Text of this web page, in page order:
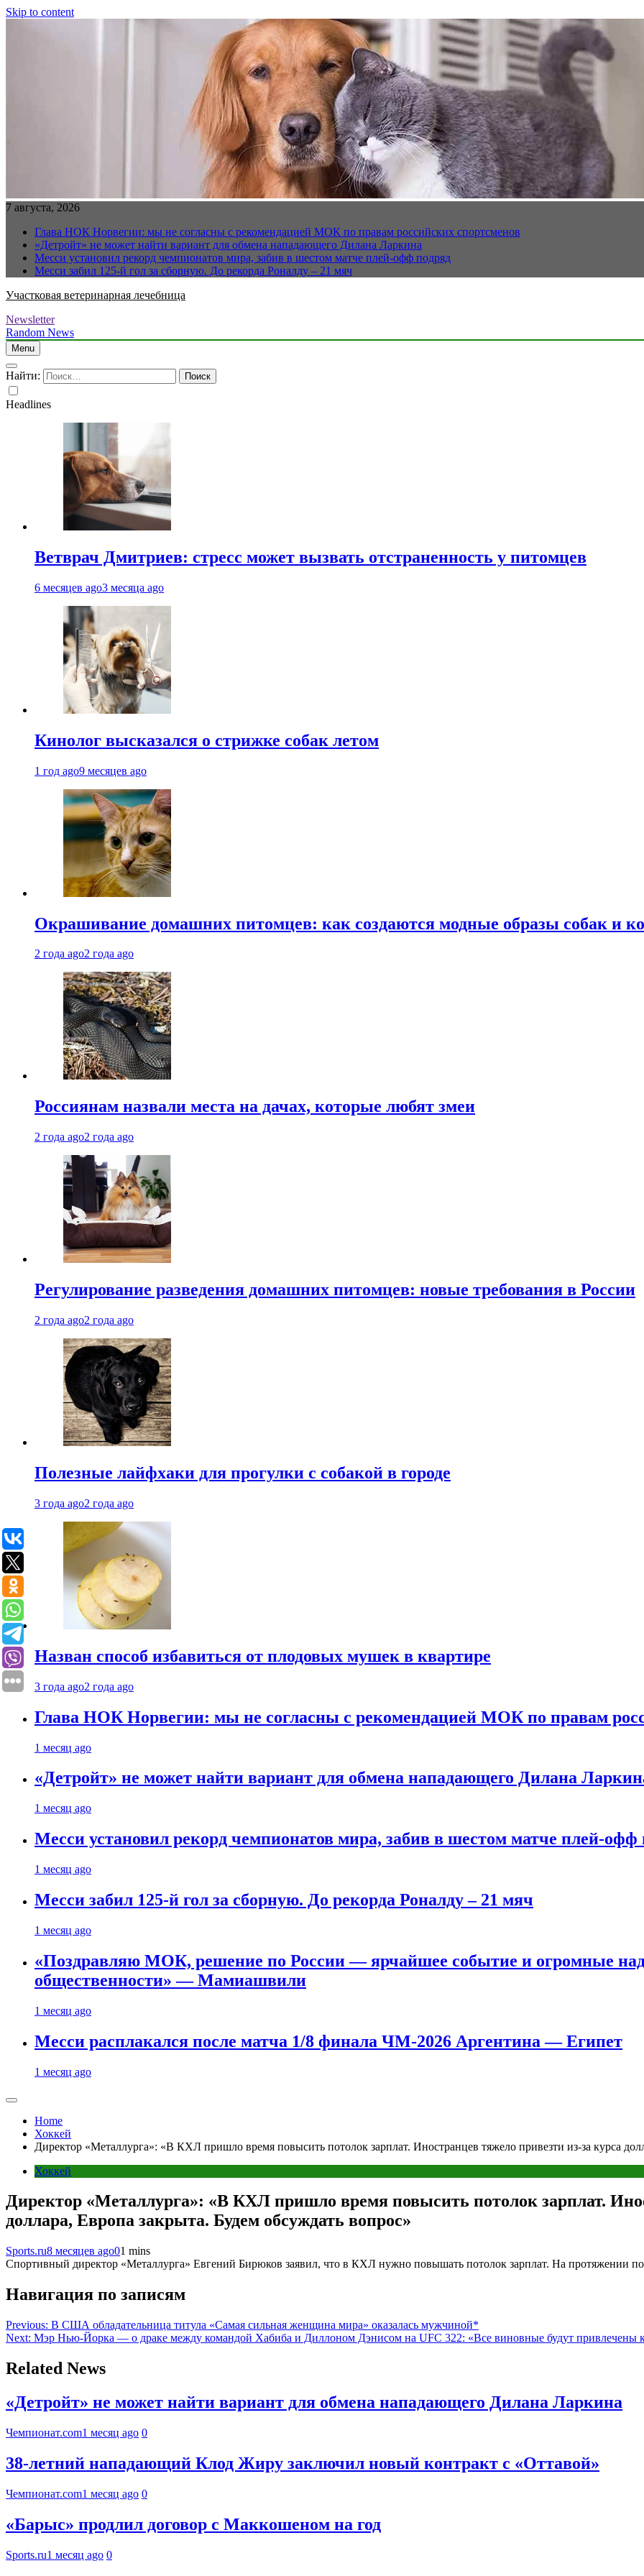
Skip to content
7 августа, 2026
Глава НОК Норвегии: мы не согласны с рекомендацией МОК по правам российских спортсменов
«Детройт» не может найти вариант для обмена нападающего Дилана Ларкина
Месси установил рекорд чемпионатов мира, забив в шестом матче плей‑офф подряд
Месси забил 125-й гол за сборную. До рекорда Роналду – 21 мяч
Участковая ветеринарная лечебница
Newsletter
Random News
Menu
Найти:
Headlines
Ветврач Дмитриев: стресс может вызвать отстраненность у питомцев
6 месяцев ago3 месяца ago
Кинолог высказался о стрижке собак летом
1 год ago9 месяцев ago
Окрашивание домашних питомцев: как создаются модные образы собак и
2 года ago2 года ago
Россиянам назвали места на дачах, которые любят змеи
2 года ago2 года ago
Регулирование разведения домашних питомцев: новые требования в России
2 года ago2 года ago
Полезные лайфхаки для прогулки с собакой в городе
3 года ago2 года ago
Назван способ избавиться от плодовых мушек в квартире
3 года ago2 года ago
Глава НОК Норвегии: мы не согласны с рекомендацией МОК по правам
1 месяц ago
«Детройт» не может найти вариант для обмена нападающего Дилана
1 месяц ago
Месси установил рекорд чемпионатов мира, забив в шестом матче плей‑офф
1 месяц ago
Месси забил 125-й гол за сборную. До рекорда Роналду – 21 мяч
1 месяц ago
«Поздравляю МОК, решение по России — ярчайшее событие и огромные
общественности» — Мамиашвили
1 месяц ago
Месси расплакался после матча 1/8 финала ЧМ-2026 Аргентина — Египет
1 месяц ago
Home
Хоккей
Директор «Металлурга»: «В КХЛ пришло время повысить потолок зарплат. Иностранцев тяжело привезти из-за курса
Хоккей
Директор «Металлурга»: «В КХЛ пришло время повысить потолок зарплат.
доллара, Европа закрыта. Будем обсуждать вопрос»
Sports.ru8 месяцев ago01 mins
Спортивный директор «Металлурга» Евгений Бирюков заявил, что в КХЛ нужно повышать потолок зарплат. На протяжении
Навигация по записям
Previous: В США обладательница титула «Самая сильная женщина мира» оказалась мужчиной*
Next: Мэр Нью-Йорка — о драке между командой Хабиба и Диллоном Дэнисом на UFC 322: «Все виновные будут привлечены к
Related News
«Детройт» не может найти вариант для обмена нападающего Дилана Ларкина
Чемпионат.com1 месяц ago 0
38-летний нападающий Клод Жиру заключил новый контракт с «Оттавой»
Чемпионат.com1 месяц ago 0
«Барыс» продлил договор с Маккошеном на год
Sports.ru1 месяц ago 0